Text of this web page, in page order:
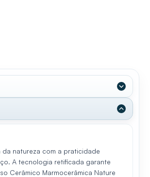
da natureza com a praticidade
A tecnologia retificada garante
Cerâmico Marmocerâmica Nature